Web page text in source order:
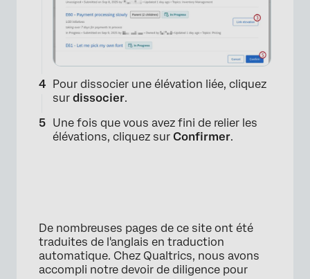
Pour dissocier une élévation liée, cliquez
sur dissocier.
Une fois que vous avez fini de relier les
élévations, cliquez sur Confirmer.
De nombreuses pages de ce site ont été
traduites de l'anglais en traduction
automatique. Chez Qualtrics, nous avons
accompli notre devoir de diligence pour